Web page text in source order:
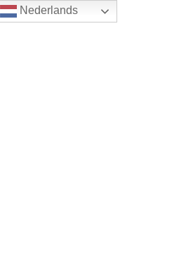
Nederlands